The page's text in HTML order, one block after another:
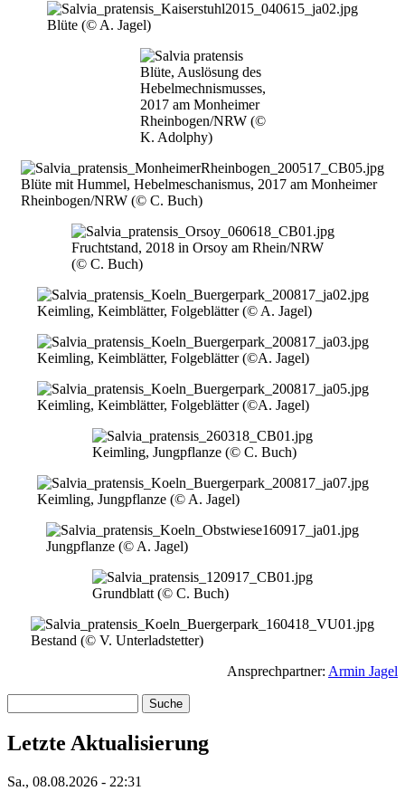
Bild
Blüte (© A. Jagel)
Bild
Blüte, Auslösung des
Hebelmechnismusses,
2017 am Monheimer
Rheinbogen/NRW (©
K. Adolphy)
Bild
Blüte mit Hummel, Hebelmeschanismus, 2017 am Monheimer
Rheinbogen/NRW (© C. Buch)
Bild
Fruchtstand, 2018 in Orsoy am Rhein/NRW
(© C. Buch)
Bild
Keimling, Keimblätter, Folgeblätter (© A. Jagel)
Bild
Keimling, Keimblätter, Folgeblätter (©A. Jagel)
Bild
Keimling, Keimblätter, Folgeblätter (©A. Jagel)
Bild
Keimling, Jungpflanze (© C. Buch)
Bild
Keimling, Jungpflanze (© A. Jagel)
Bild
Jungpflanze (© A. Jagel)
Bild
Grundblatt (© C. Buch)
Bild
Bestand (© V. Unterladstetter)
Ansprechpartner: Armin Jagel
Letzte Aktualisierung
Sa., 08.08.2026 - 22:31